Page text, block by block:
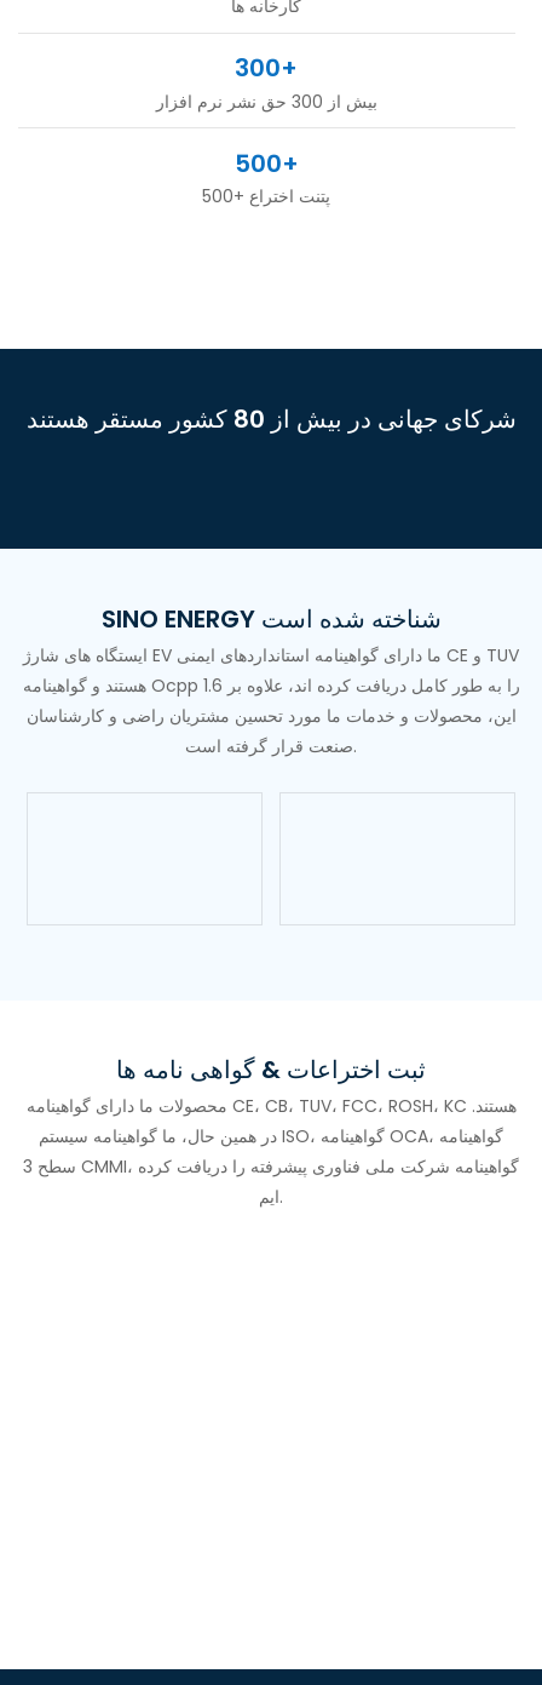
کارخانه ها
300+
بیش از 300 حق نشر نرم افزار
500+
500+ پتنت اختراع
شرکای جهانی در بیش از 80 کشور مستقر هستند
SINO ENERGY شناخته شده است
ایستگاه های شارژ EV ما دارای گواهینامه استانداردهای ایمنی CE و TUV
هستند و گواهینامه Ocpp 1.6 را به طور کامل دریافت کرده اند، علاوه بر
این، محصولات و خدمات ما مورد تحسین مشتریان راضی و کارشناسان
صنعت قرار گرفته است.
ثبت اختراعات & گواهی نامه ها
محصولات ما دارای گواهینامه CE، CB، TUV، FCC، ROSH، KC هستند.
در همین حال، ما گواهینامه سیستم ISO، گواهینامه OCA، گواهینامه
سطح 3 CMMI، گواهینامه شرکت ملی فناوری پیشرفته را دریافت کرده
ایم.